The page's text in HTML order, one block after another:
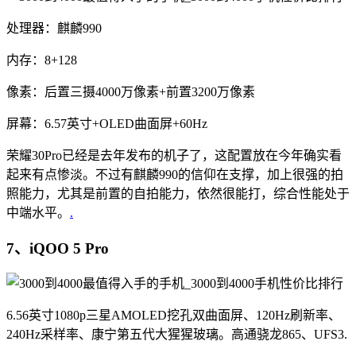
处理器：麒麟990
内存：8+128
像素：后置三摄4000万像素+前置3200万像素
屏幕：6.57英寸+OLED曲面屏+60Hz
荣耀30Pro已经是去年发布的机子了，这配置放在今年确实看
起来有点惨淡。不过有麒麟990的信仰在支撑，加上很强的拍
照能力，尤其是前置的自拍能力，依然很能打，综合性能处于
中端水平。 .
7、iQOO 5 Pro
6.56英寸1080p三星AMOLED挖孔双曲面屏、120Hz刷新率、
240Hz采样率、康宁第五代大猩猩玻璃。高通骁龙865、UFS3.